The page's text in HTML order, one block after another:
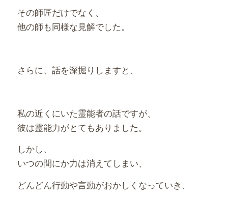
その師匠だけでなく、
他の師も同様な見解でした。
さらに、話を深掘りしますと、
私の近くにいた霊能者の話ですが、
彼は霊能力がとてもありました。
しかし、
いつの間にか力は消えてしまい、
どんどん行動や言動がおかしくなっていき、